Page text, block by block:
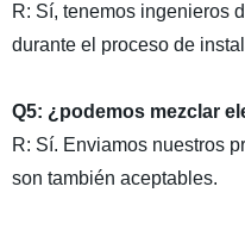
R: Sí, tenemos ingenieros
durante el proceso de
Q5: ¿podemos mezclar
R: Sí. Enviamos nuestros
son también aceptables.